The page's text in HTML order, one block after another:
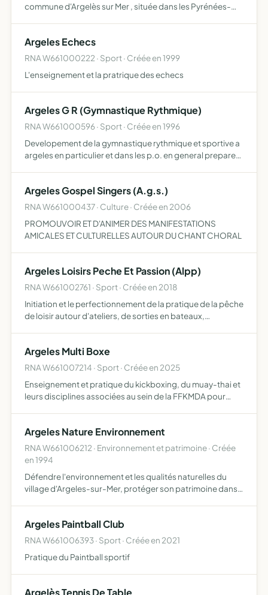
commune d'Argelès sur Mer , située dans les Pyrénées-
Argeles Echecs
RNA W661000222 · Sport · Créée en 1999
L'enseignement et la pratrique des echecs
Argeles G R (Gymnastique Rythmique)
RNA W661000596 · Sport · Créée en 1996
Developement de la gymnastique rythmique et sportive a
argeles en particulier et dans les p.o. en general preparer
Argeles Gospel Singers (A.g.s.)
RNA W661000437 · Culture · Créée en 2006
PROMOUVOIR ET D'ANIMER DES MANIFESTATIONS
AMICALES ET CULTURELLES AUTOUR DU CHANT CHORAL
Argeles Loisirs Peche Et Passion (Alpp)
RNA W661002761 · Sport · Créée en 2018
Initiation et le perfectionnement de la pratique de la pêche
de loisir autour d'ateliers, de sorties en bateaux,
Argeles Multi Boxe
RNA W661007214 · Sport · Créée en 2025
Enseignement et pratique du kickboxing, du muay-thai et
leurs disciplines associées au sein de la FFKMDA pour
Argeles Nature Environnement
RNA W661006212 · Environnement et patrimoine · Créée
en 1994
Défendre l'environnement et les qualités naturelles du
village d'Argeles-sur-Mer, protéger son patrimoine dans
Argeles Paintball Club
RNA W661006393 · Sport · Créée en 2021
Pratique du Paintball sportif
Argelès Tennis De Table